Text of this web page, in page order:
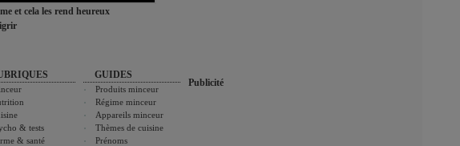
et cela les rend heureux
& tests
& santé
GUIDES
Produits minceur
Régime minceur
Appareils minceur
Thèmes de cuisine
Prénoms
Publicité